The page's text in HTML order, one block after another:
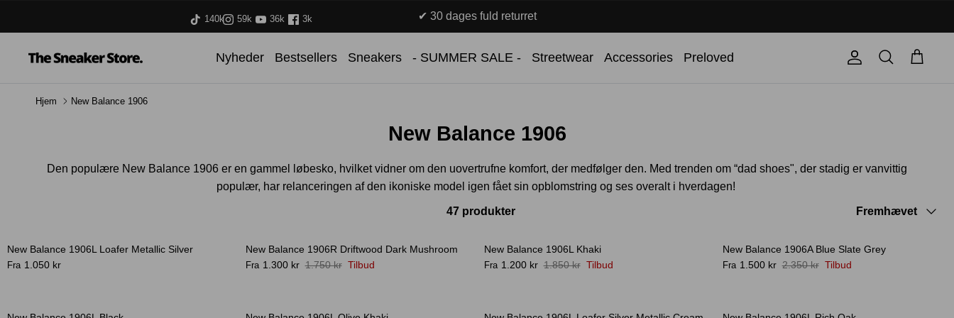
140k 59k 36k 3k ✔ 30 dages fuld returret
Nyheder Bestsellers Sneakers - SUMMER SALE - Streetwear Accessories Preloved Konto
Søg
Kurv
Hjem New Balance 1906
New Balance 1906
Den populære New Balance 1906 er en gammel løbesko, hvilket vidner om den uovertrufne komfort, der medfølger den. Med trenden om “dad shoes", der stadig er vanvittig
populær, har relanceringen af den ikoniske model igen fået sin opblomstring og ses overalt i hverdagen!
47 produkter
Sortér
Fremhævet
Bestseller
New Balance 1906L Loafer Metallic Silver
Fra 1.050 kr
Bestseller
New Balance 1906R Driftwood Dark Mushroom
Fra 1.300 kr 1.750 kr Tilbud
-35%
New Balance 1906L Khaki
Fra 1.200 kr 1.850 kr Tilbud
-36%
New Balance 1906A Blue Slate Grey
Fra 1.500 kr 2.350 kr Tilbud